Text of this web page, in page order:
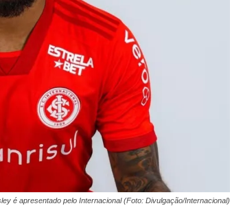
é apresentado pelo Internacional (Foto: Divulgação/Internacional)